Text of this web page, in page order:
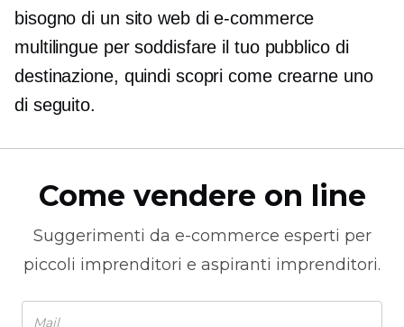
bisogno di un sito web di e-commerce
multilingue per soddisfare il tuo pubblico di
destinazione, quindi scopri come crearne uno
di seguito.
Come vendere on line
Suggerimenti da e-commerce esperti per
piccoli imprenditori e aspiranti imprenditori.